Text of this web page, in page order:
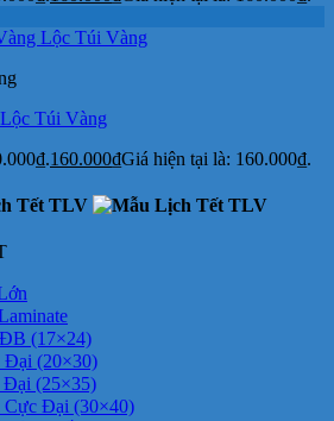
Túi Vàng
160.000₫Giá hiện tại là: 160.000₫.
(17×24)
Đại (20×30)
(25×35)
Đại (30×40)